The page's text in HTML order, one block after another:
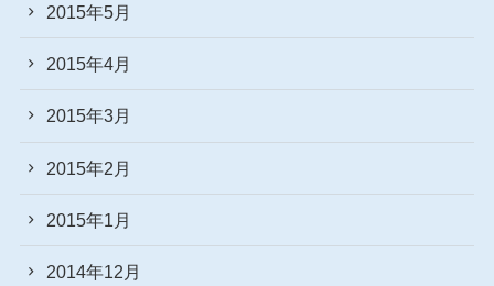
2015年5月
2015年4月
2015年3月
2015年2月
2015年1月
2014年12月